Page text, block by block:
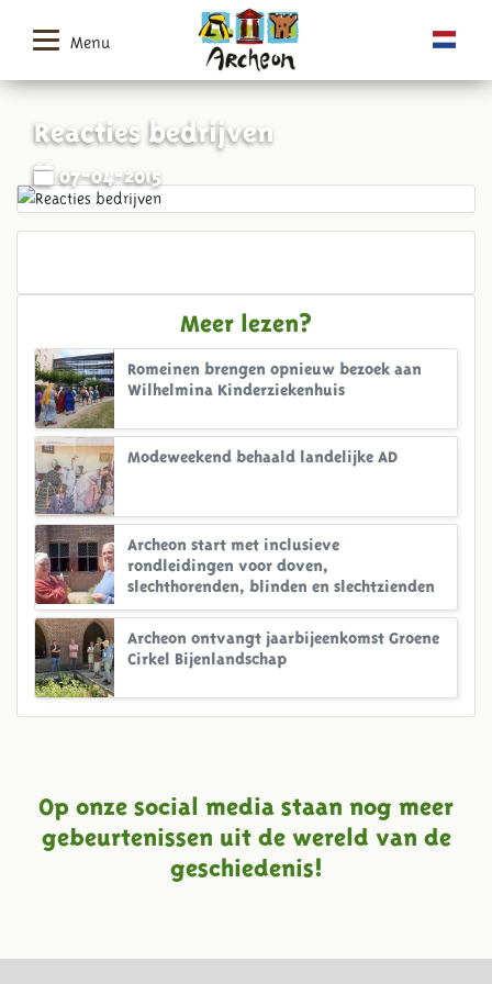
Menu
Reacties bedrijven
07-04-2015
Meer lezen?
Romeinen brengen opnieuw bezoek aan
Wilhelmina Kinderziekenhuis
Modeweekend behaald landelijke AD
Archeon start met inclusieve
rondleidingen voor doven,
slechthorenden, blinden en slechtzienden
Archeon ontvangt jaarbijeenkomst Groene
Cirkel Bijenlandschap
Op onze social media staan nog meer
gebeurtenissen uit de wereld van de
geschiedenis!